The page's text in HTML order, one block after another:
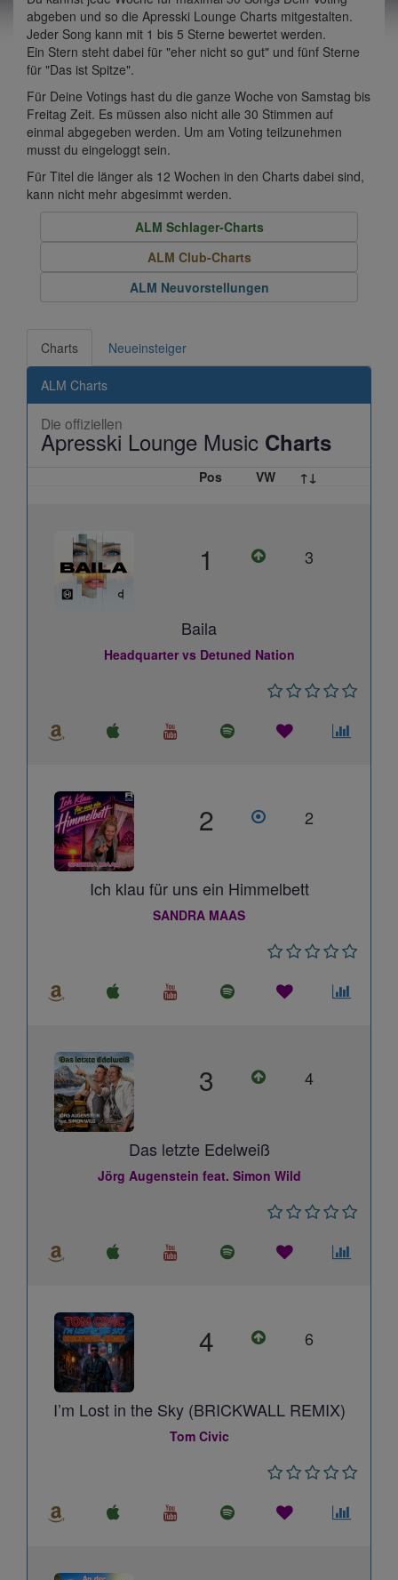
abgeben und so die Apresski Lounge Charts mitgestalten.
Jeder Song kann mit 1 bis 5 Sterne bewertet werden.
Ein Stern steht dabei für "eher nicht so gut" und fünf Sterne
für "Das ist Spitze".
Für Deine Votings hast du die ganze Woche von Samstag bis
Freitag Zeit. Es müssen also nicht alle 30 Stimmen auf
einmal abgegeben werden. Um am Voting teilzunehmen
musst du eingeloggt sein.
Für Titel die länger als 12 Wochen in den Charts dabei sind,
kann nicht mehr abgesimmt werden.
ALM Schlager-Charts
ALM Club-Charts
ALM Neuvorstellungen
Charts Neueinsteiger
ALM Charts
Die offiziellen
Apresski Lounge Music Charts
Pos VW ↑↓
1 3
Baila
Headquarter vs Detuned Nation
2 2
Ich klau für uns ein Himmelbett
SANDRA MAAS
3 4
Das letzte Edelweiß
Jörg Augenstein feat. Simon Wild
4 6
I’m Lost in the Sky (BRICKWALL REMIX)
Tom Civic